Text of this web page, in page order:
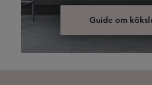
Guide om